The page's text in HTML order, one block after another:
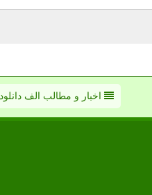
اخبار و مطالب الف دانلود